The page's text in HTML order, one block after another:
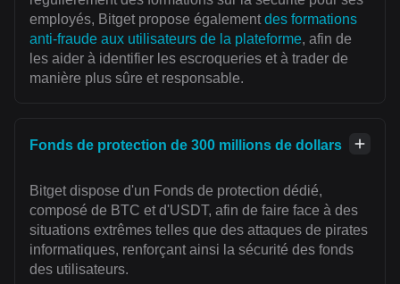
employés, Bitget propose également des formations
anti-fraude aux utilisateurs de la plateforme, afin de
les aider à identifier les escroqueries et à trader de
manière plus sûre et responsable.
Fonds de protection de 300 millions de dollars
Bitget dispose d'un Fonds de protection dédié,
composé de BTC et d'USDT, afin de faire face à des
situations extrêmes telles que des attaques de pirates
informatiques, renforçant ainsi la sécurité des fonds
des utilisateurs.